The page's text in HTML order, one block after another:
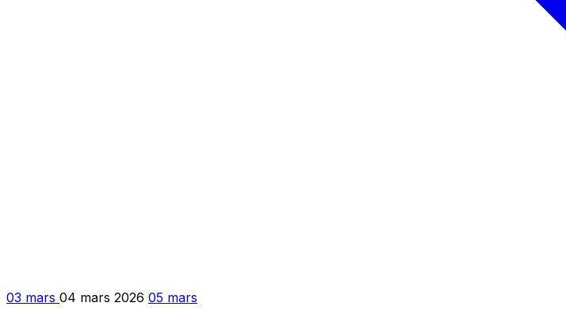
03 mars 04 mars 2026 05 mars